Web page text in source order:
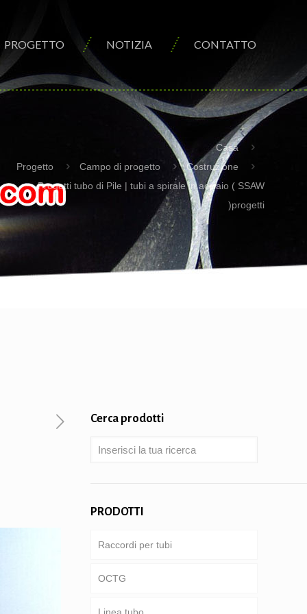
PROGETTO NOTIZIA CONTATTO
Casa
Progetto
Campo di progetto
Costruzione
Progetti tubo di Pile | tubi a spirale in acciaio ( SSAW
)progetti
Cerca prodotti
PRODOTTI
Raccordi per tubi
OCTG